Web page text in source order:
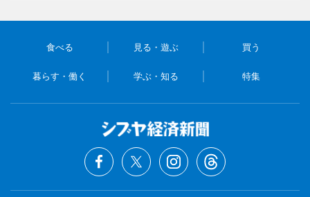
食べる 見る・遊ぶ 買う
暮らす・働く 学ぶ・知る 特集